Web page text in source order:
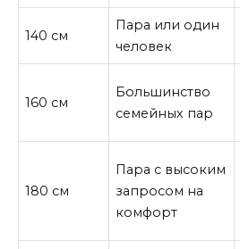
140 см
Пара или один
человек
160 см
Большинство
семейных пар
180 см
Пара с высоким
запросом на
комфорт